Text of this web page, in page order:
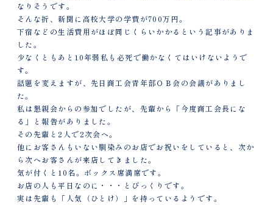
なりそうです。
そんな折、新聞に高校大学の学費が700万円。
下宿などの生活費用がほぼ同じくらいかかるという記事がありま
した。
少なくともあと10年弱私も必死で働かなくてはいけないようで
す。
話題を変えますが、先日商工会青年部ＯＢ会の会議がありまし
た。
私は懇親会からの参加でしたが、先輩から「今度商工会長にな
る」と報告がありました。
その先輩と2人で2次会へ。
他にお客さんもいない馴染みのお店でお祝いをしていると、次か
ら次へお客さんが来店してきました。
気が付くと10名。ボックス席満席です。
お店の人も平日なのに・・・とびっくりです。
実は先輩も「人気（ひとけ）」を持っているようです。